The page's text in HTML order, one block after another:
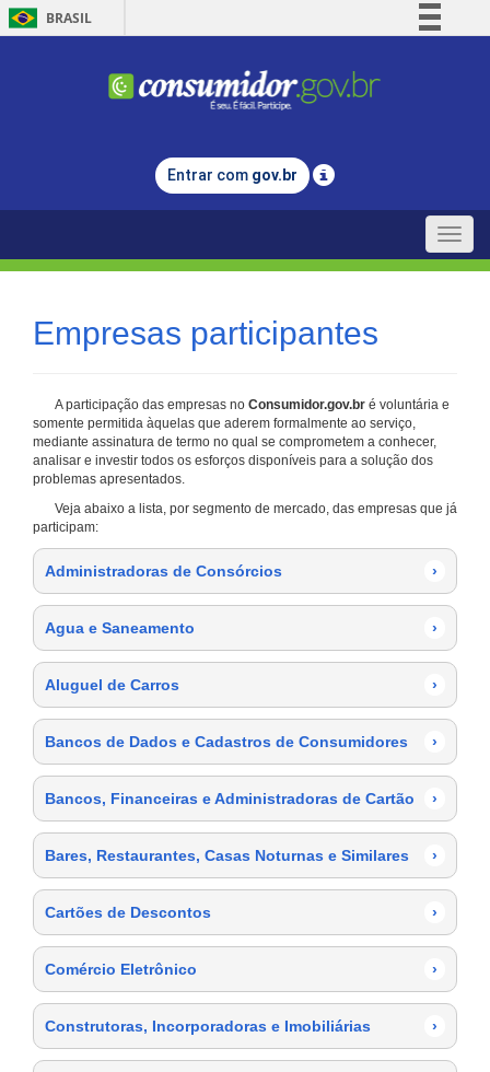
BRASIL
Comunica BR
Legislação
Entrar com gov.br
Toggle
Empresas participantes
A participação das empresas no Consumidor.gov.br é voluntária e
somente permitida àquelas que aderem formalmente ao serviço,
mediante assinatura de termo no qual se comprometem a conhecer,
analisar e investir todos os esforços disponíveis para a solução dos
problemas apresentados.
Veja abaixo a lista, por segmento de mercado, das empresas que já
participam:
Administradoras de Consórcios ›
Agua e Saneamento ›
Aluguel de Carros ›
Bancos de Dados e Cadastros de Consumidores ›
Bancos, Financeiras e Administradoras de Cartão ›
Bares, Restaurantes, Casas Noturnas e Similares ›
Cartões de Descontos ›
Comércio Eletrônico ›
Construtoras, Incorporadoras e Imobiliárias ›